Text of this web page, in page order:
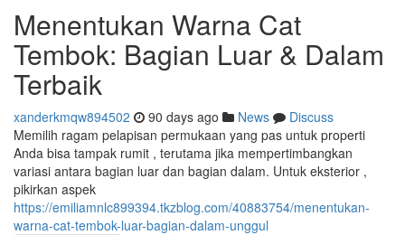
Menentukan Warna Cat
Tembok: Bagian Luar & Dalam
Terbaik
xanderkmqw894502 90 days ago News
Discuss
Memilih ragam pelapisan permukaan yang pas untuk properti
Anda bisa tampak rumit , terutama jika mempertimbangkan
variasi antara bagian luar dan bagian dalam. Untuk eksterior ,
pikirkan aspek
https://emiliamnlc899394.tkzblog.com/40883754/menentukan-
warna-cat-tembok-luar-bagian-dalam-unggul